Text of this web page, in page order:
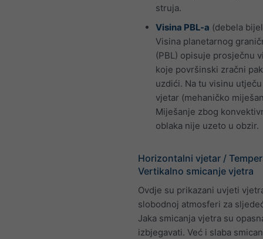
struja.
Visina PBL-a (debela
Visina planetarnog
(PBL) opisuje prosječnu
koje površinski zračni
uzdići. Na tu visinu
vjetar (mehaničko
Miješanje zbog
oblaka nije uzeto u obzir.
Horizontalni vjetar /
Vertikalno smicanje vjetra
Ovdje su prikazani uvjeti
slobodnoj atmosferi za
Jaka smicanja vjetra su
izbjegavati. Već i slaba